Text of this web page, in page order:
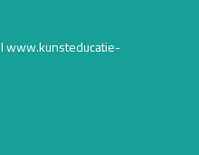
www.kunsteducatie-